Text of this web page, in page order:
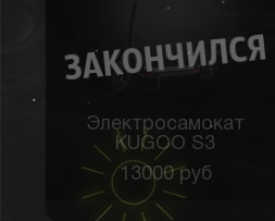
Электросамокат
KUGOO S3
13000 руб